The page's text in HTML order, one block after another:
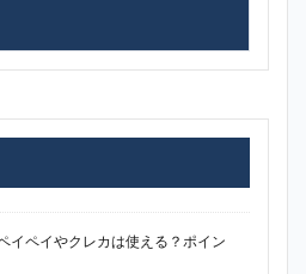
イペイやクレカは使える？ポイン